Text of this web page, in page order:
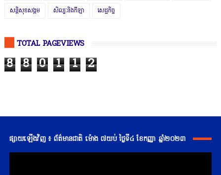
សន្តិសុខសង្គម សិល្បៈនិងកីឡា សេដ្ឋកិច្ច
TOTAL PAGEVIEWS
8 8 0 1 1 2
ផ្សាយឡើងវិញ ៖ ព័ត៌មានជាតិ ម៉ោង ៧យប់ ថ្ងៃទី៤ ខែកញ្ញា ឆ្នាំ២០២៣